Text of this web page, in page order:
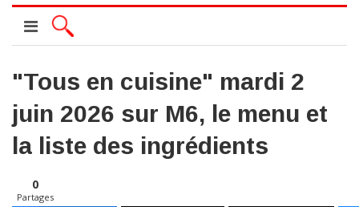
"Tous en cuisine" mardi 2
juin 2026 sur M6, le menu et
la liste des ingrédients
0
Partages